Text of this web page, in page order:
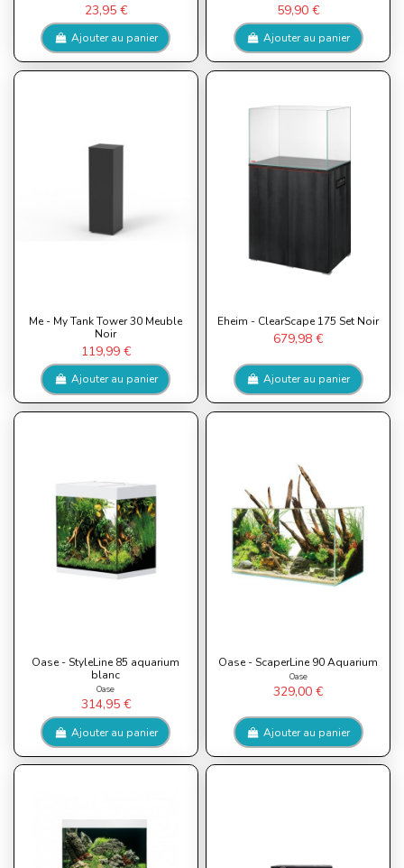
23,95 €
Ajouter au panier
59,90 €
Ajouter au panier
Me - My Tank Tower 30 Meuble
Noir
119,99 €
Ajouter au panier
Eheim - ClearScape 175 Set Noir
679,98 €
Ajouter au panier
Oase - StyleLine 85 aquarium
blanc
Oase
314,95 €
Ajouter au panier
Oase - ScaperLine 90 Aquarium
Oase
329,00 €
Ajouter au panier